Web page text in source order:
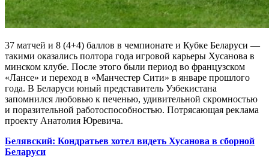
37 матчей и 8 (4+4) баллов в чемпионате и Кубке Беларуси —
такими оказались полтора года игровой карьеры Хусанова в
минском клубе. После этого были период во французском
«Лансе» и переход в «Манчестер Сити» в январе прошлого
года. В Беларуси юный представитель Узбекистана
запомнился любовью к печенью, удивительной скромностью
и поразительной работоспособностью. Потрясающая реклама
проекту Анатолия Юревича.
Белявский: Кондратьев хотел видеть Хусанова в сборной
Беларуси